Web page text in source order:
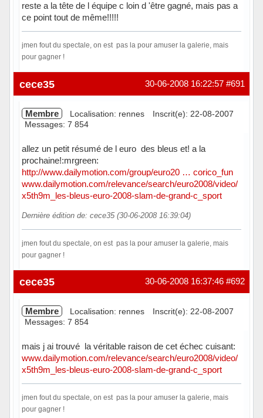
reste a la tête de l équipe c loin d 'être gagné, mais pas a
ce point tout de même!!!!!
jmen fout du spectale, on est pas la pour amuser la galerie, mais
pour gagner !
Hors ligne #691
30-06-2008 16:22:57
cece35
Membre Localisation: rennes
Inscrit(e): 22-08-2007
Messages: 7 854
allez un petit résumé de l euro des bleus et! a la
prochaine!:mrgreen:
http://www.dailymotion.com/group/euro20 … corico_fun
www.dailymotion.com/relevance/search/euro2008/video/
x5th9m_les-bleus-euro-2008-slam-de-grand-c_sport
Dernière édition de: cece35 (30-06-2008 16:39:04)
jmen fout du spectale, on est pas la pour amuser la galerie, mais
pour gagner !
Hors ligne #692
30-06-2008 16:37:46
cece35
Membre Localisation: rennes
Inscrit(e): 22-08-2007
Messages: 7 854
mais j ai trouvé la véritable raison de cet échec cuisant:
www.dailymotion.com/relevance/search/euro2008/video/
x5th9m_les-bleus-euro-2008-slam-de-grand-c_sport
jmen fout du spectale, on est pas la pour amuser la galerie, mais
pour gagner !